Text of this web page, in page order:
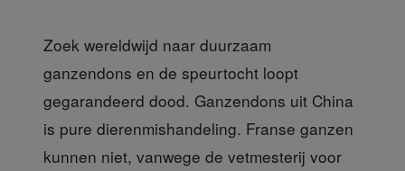
Zoek wereldwijd naar duurzaam
ganzendons en de speurtocht loopt
gegarandeerd dood. Ganzendons uit China
is pure dierenmishandeling. Franse ganzen
kunnen niet, vanwege de vetmesterij voor